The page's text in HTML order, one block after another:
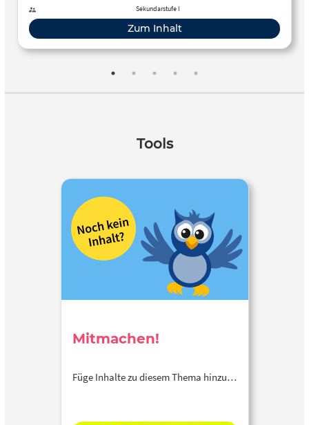
Sekundarstufe I
Zum Inhalt
Tools
Mitmachen!
Füge Inhalte zu diesem Thema hinzu…